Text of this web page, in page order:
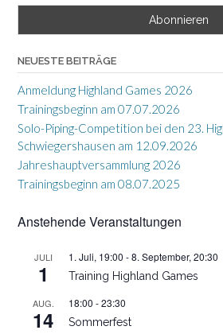
NEUESTE BEITRÄGE
Anmeldung Highland Games 2026
Trainingsbeginn am 07.07.2026
Solo-Piping-Competition bei den 23.
Schwiegershausen am 12.09.2026
Jahreshauptversammlung 2026
Trainingsbeginn am 08.07.2025
Anstehende Veranstaltungen
JULI
1
1. Juli, 19:00 -8. September, 20:30
Training Highland Games
AUG.
14
18:00 -23:30
Sommerfest